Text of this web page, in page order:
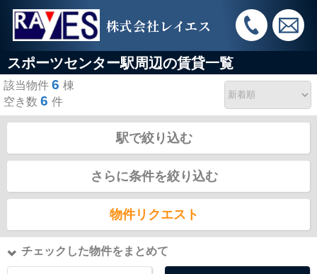
株式会社レイエス
スポーツセンター駅周辺の賃貸一覧
該当物件 6 棟
空き数 6 件
駅で絞り込む
さらに条件を絞り込む
物件リクエスト
チェックした物件をまとめて